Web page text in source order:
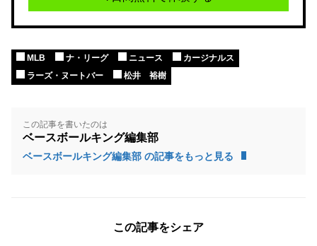
MLB ナ・リーグ ニュース
カージナルス
ラーズ・ヌートバー
松井 裕樹
この記事を書いたのは
ベースボールキング編集部
ベースボールキング編集部 の記事をもっと見る
この記事をシェア